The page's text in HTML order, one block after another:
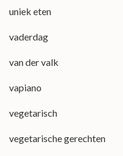
uniek eten
vaderdag
van der valk
vapiano
vegetarisch
vegetarische gerechten